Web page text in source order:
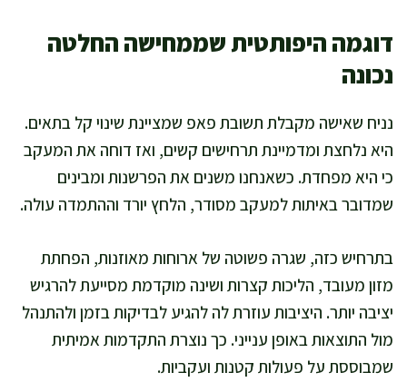
דוגמה היפותטית שממחישה החלטה
נכונה
נניח שאישה מקבלת תשובת פאפ שמציינת שינוי קל בתאים.
היא נלחצת ומדמיינת תרחישים קשים, ואז דוחה את המעקב
כי היא מפחדת. כשאנחנו משנים את הפרשנות ומבינים
שמדובר באיתות למעקב מסודר, הלחץ יורד וההתמדה עולה.
בתרחיש כזה, שגרה פשוטה של ארוחות מאוזנות, הפחתת
מזון מעובד, הליכות קצרות ושינה מוקדמת מסייעת להרגיש
יציבה יותר. היציבות עוזרת לה להגיע לבדיקות בזמן ולהתנהל
מול התוצאות באופן ענייני. כך נוצרת התקדמות אמיתית
שמבוססת על פעולות קטנות ועקביות.